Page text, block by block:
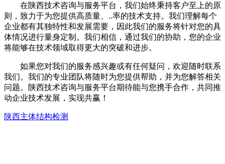
在陕西技术咨询与服务平台，我们始终秉持客户至上的原
则，致力于为您提供高质量、..率的技术支持。我们理解每个
企业都有其独特性和发展需要，因此我们的服务将针对您的具
体情况进行量身定制。我们相信，通过我们的协助，您的企业
将能够在技术领域取得更大的突破和进步。
如果您对我们的服务感兴趣或有任何疑问，欢迎随时联系
我们。我们的专业团队将随时为您提供帮助，并为您解答相关
问题。陕西技术咨询与服务平台期待能与您携手合作，共同推
动企业技术发展，实现共赢！
陕西主体结构检测